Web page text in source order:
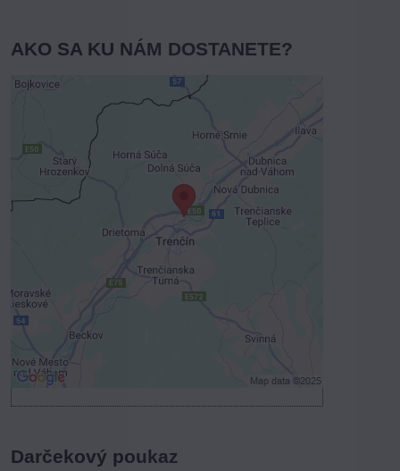
AKO SA KU NÁM DOSTANETE?
Externý obsah je blokovaný
Voľbami súkromia
Prajete si načítať externý obsah?
Povoliť tentokrát
Povoliť a zapamätať - súhlas s druhom
cookie: Funkčné
Darčekový poukaz